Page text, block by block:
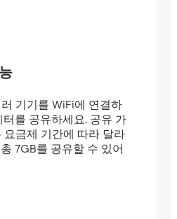
기기를 WiFi에 연결하
터를 공유하세요. 공유 가
요금제 기간에 따라 달라
7GB를 공유할 수 있어